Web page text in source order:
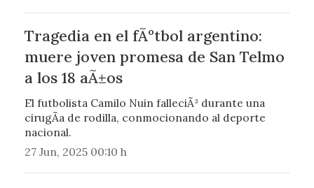
Tragedia en el fÃºtbol argentino:
muere joven promesa de San Telmo
a los 18 aÃ±os
El futbolista Camilo Nuin falleciÃ³ durante una
cirugÃ­a de rodilla, conmocionando al deporte
nacional.
27 Jun, 2025 00:10 h